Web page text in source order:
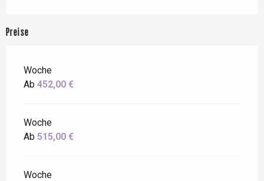
Preise
Woche
Ab 452,00 €
Woche
Ab 515,00 €
Woche